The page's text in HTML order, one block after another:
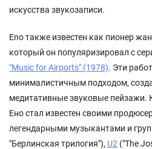
искусства звукозаписи.
Eno также известен как пионер
который он популяризировал с
"Music for Airports" (1978). Эти
минималистичным подходом,
медитативные звуковые пейзажи.
Ено стал известен своими
легендарными музыкантами и
"Берлинская трилогия"), U2 ("The